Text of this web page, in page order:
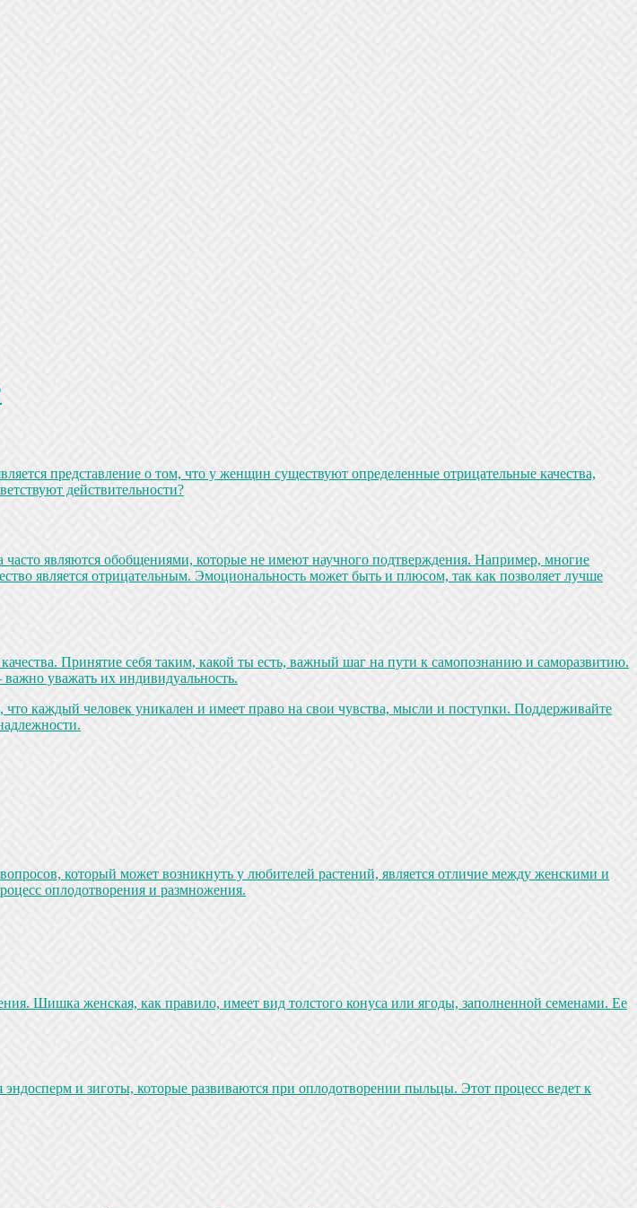
представление о том, что у женщин существуют определенные отрицательные качества,
действительности?
являются обобщениями, которые не имеют научного подтверждения. Например, многие
является отрицательным. Эмоциональность может быть и плюсом, так как позволяет лучше
Принятие себя таким, какой ты есть, важный шаг на пути к самопознанию и саморазвитию.
уважать их индивидуальность.
каждый человек уникален и имеет право на свои чувства, мысли и поступки. Поддерживайте
который может возникнуть у любителей растений, является отличие между женскими и
оплодотворения и размножения.
Шишка женская, как правило, имеет вид толстого конуса или ягоды, заполненной семенами. Ее
и зиготы, которые развиваются при оплодотворении пыльцы. Этот процесс ведет к